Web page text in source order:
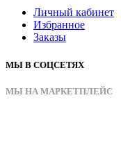
Личный кабинет
Избранное
Заказы
МЫ В СОЦСЕТЯХ
МЫ НА МАРКЕТПЛЕЙС